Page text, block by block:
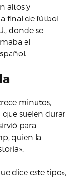
altos y
final de fútbol
donde se
el
minutos,
que suelen durar
para
quien la
dice este tipo»,